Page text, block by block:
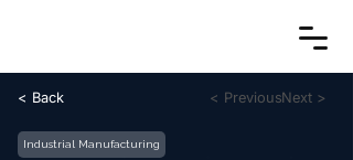
< Back < PreviousNext >
Industrial Manufacturing